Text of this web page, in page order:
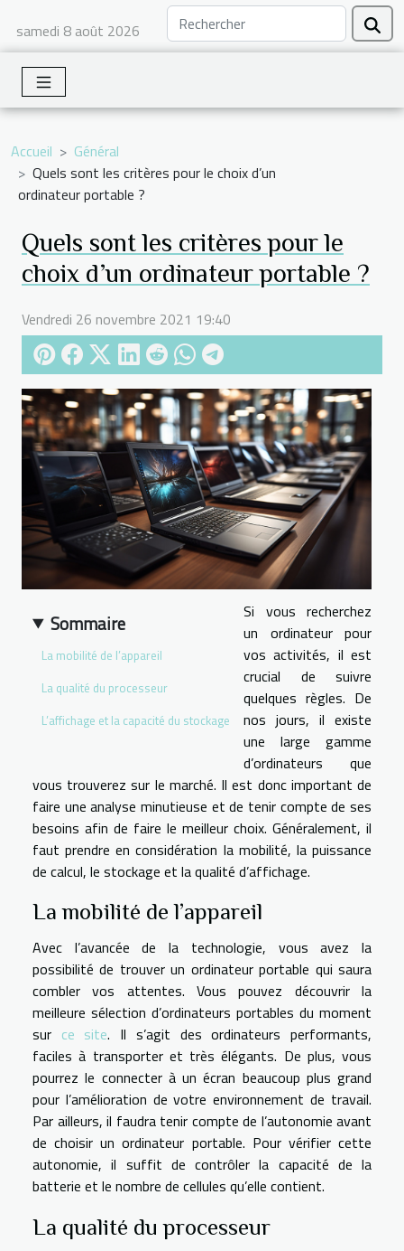
samedi 8 août 2026
Accueil
Général
Quels sont les critères pour le choix d’un
ordinateur portable ?
Quels sont les critères pour le
choix d’un ordinateur portable ?
Vendredi 26 novembre 2021 19:40
Sommaire
La mobilité de l’appareil
La qualité du processeur
L’affichage et la capacité du stockage
Si vous recherchez
un ordinateur pour
vos activités, il est
crucial de suivre
quelques règles. De
nos jours, il existe
une large gamme
d’ordinateurs que
vous trouverez sur le marché. Il est donc important de
faire une analyse minutieuse et de tenir compte de ses
besoins afin de faire le meilleur choix. Généralement, il
faut prendre en considération la mobilité, la puissance
de calcul, le stockage et la qualité d’affichage.
La mobilité de l’appareil
Avec l’avancée de la technologie, vous avez la
possibilité de trouver un ordinateur portable qui saura
combler vos attentes. Vous pouvez découvrir la
meilleure sélection d’ordinateurs portables du moment
sur ce site. Il s’agit des ordinateurs performants,
faciles à transporter et très élégants. De plus, vous
pourrez le connecter à un écran beaucoup plus grand
pour l’amélioration de votre environnement de travail.
Par ailleurs, il faudra tenir compte de l’autonomie avant
de choisir un ordinateur portable. Pour vérifier cette
autonomie, il suffit de contrôler la capacité de la
batterie et le nombre de cellules qu’elle contient.
La qualité du processeur